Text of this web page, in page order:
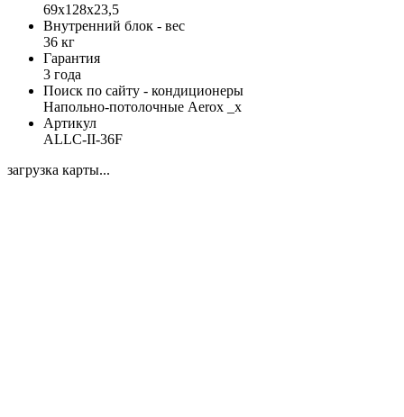
69x128x23,5
Внутренний блок - вес
36 кг
Гарантия
3 года
Поиск по сайту - кондиционеры
Напольно-потолочные Aerox _x
Артикул
ALLC-II-36F
загрузка карты...